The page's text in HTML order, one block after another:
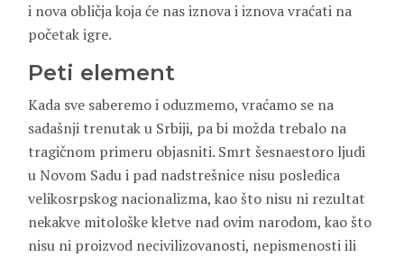
i nova obličja koja će nas iznova i iznova vraćati na
početak igre.
Peti element
Kada sve saberemo i oduzmemo, vraćamo se na
sadašnji trenutak u Srbiji, pa bi možda trebalo na
tragičnom primeru objasniti. Smrt šesnaestoro ljudi
u Novom Sadu i pad nadstrešnice nisu posledica
velikosrpskog nacionalizma, kao što nisu ni rezultat
nekakve mitološke kletve nad ovim narodom, kao što
nisu ni proizvod necivilizovanosti, nepismenosti ili